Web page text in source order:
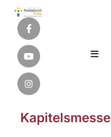
Kapitelsmesse